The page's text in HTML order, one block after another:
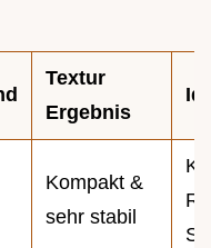
Textur
Ergebnis
Kompakt &
sehr stabil
S